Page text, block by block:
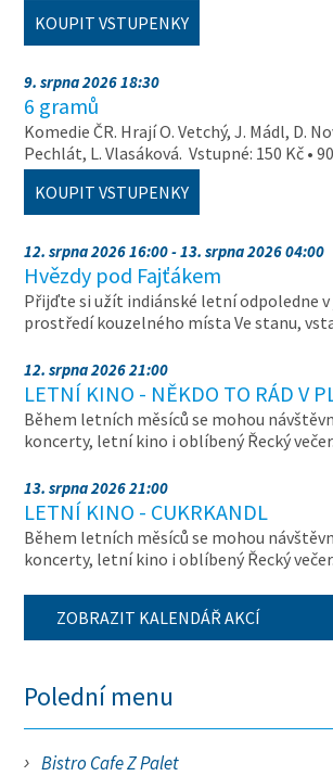
KOUPIT VSTUPENKY
9. srpna 2026 18:30
6 gramů
Komedie ČR. Hrají O. Vetchý, J. Mádl, D.
Pechlát, L. Vlasáková. Vstupné: 150 Kč •
KOUPIT VSTUPENKY
12. srpna 2026 16:00 - 13. srpna 2026 04:00
Hvězdy pod Fajťákem
Přijďte si užít indiánské letní odpoledne v
prostředí kouzelného místa Ve stanu,
12. srpna 2026 21:00
LETNÍ KINO - NĚKDO TO RÁD V
Během letních měsíců se mohou
koncerty, letní kino i oblíbený Řecký
13. srpna 2026 21:00
LETNÍ KINO - CUKRKANDL
Během letních měsíců se mohou
koncerty, letní kino i oblíbený Řecký
ZOBRAZIT KALENDÁŘ AKCÍ
Polední menu
Bistro Cafe Z Palet